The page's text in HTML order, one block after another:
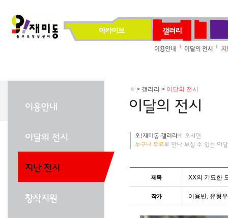
> 갤러리 > 이달의 전시
제목 XX의 기묘한
작가 이용빈, 유형우